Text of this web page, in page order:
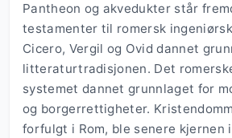
Pantheon og akvedukter står
testamenter til romersk
Cicero, Vergil og Ovid dannet
litteraturtradisjonen. Det
systemet dannet grunnlaget for
og borgerrettigheter.
forfulgt i Rom, ble senere kjernen